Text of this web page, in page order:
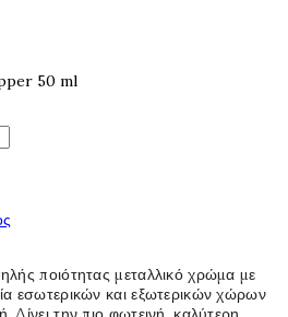
50 ml
ποιότητας μεταλλικό χρώμα με
εσωτερικών και εξωτερικών χώρων